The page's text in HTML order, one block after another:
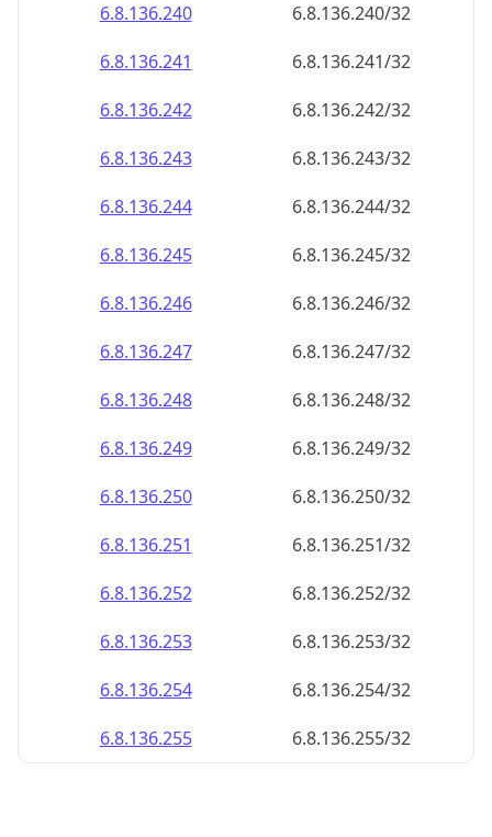
6.8.136.240
6.8.136.240/32
6.8.136.241
6.8.136.241/32
6.8.136.242
6.8.136.242/32
6.8.136.243
6.8.136.243/32
6.8.136.244
6.8.136.244/32
6.8.136.245
6.8.136.245/32
6.8.136.246
6.8.136.246/32
6.8.136.247
6.8.136.247/32
6.8.136.248
6.8.136.248/32
6.8.136.249
6.8.136.249/32
6.8.136.250
6.8.136.250/32
6.8.136.251
6.8.136.251/32
6.8.136.252
6.8.136.252/32
6.8.136.253
6.8.136.253/32
6.8.136.254
6.8.136.254/32
6.8.136.255
6.8.136.255/32